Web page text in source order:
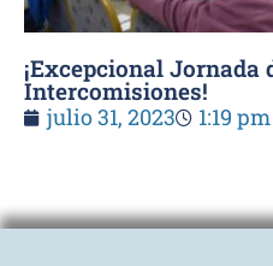
¡Excepcional Jornada
Intercomisiones!
julio 31, 2023 1:19 pm